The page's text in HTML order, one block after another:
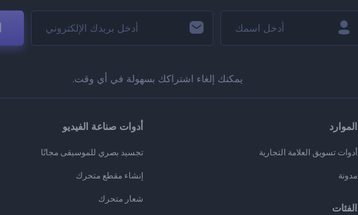
يمكنك إلغاء اشتراكك بسهولة في أي وقت.
الموارد
أدوات تسويق العلامة التجارية
مدونة
الفئات
أدوات صناعة الفيديو
تجسيد بصري للموسيقى مجانًا
إنشاء مقطع متحرك
شعار متحرك